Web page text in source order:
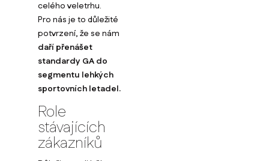
celého veletrhu.
Pro nás je to důležité
potvrzení, že se nám
daří přenášet
standardy GA do
segmentu lehkých
sportovních letadel.
Role
stávajících
zákazníků